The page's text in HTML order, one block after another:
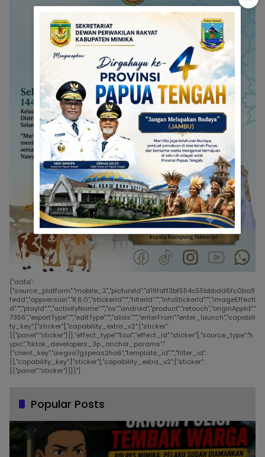
{"data":
{"source_platform":"mobile_2","pictureId":"d19faff3bf554c55bbbdd6fc0ba8
fedd","appversion":"8.6.0","stickerId":"","filterId":"","infoStickerId":"","imageEffectI
d":"","playId":"","activityName":"","os":"android","product":"retouch","originAppId":"
7356","exportType":"","editType":"","alias":"","enterFrom":"enter_launch","capabili
ty_key":["sticker"],"capability_extra_v2":{"sticker":
[{"panel":"sticker"}]},"effect_type":"tool","effect_id":"sticker"},"source_type":"h
ypic","tiktok_developers_3p_anchor_params":"
{"client_key":"awgvo7gzpeas2ho6","template_id":"","filter_id":
[],"capability_key":["sticker"],"capability_extra_v2":{"sticker":
[{"panel":"sticker"}]}}"}
Popular Posts